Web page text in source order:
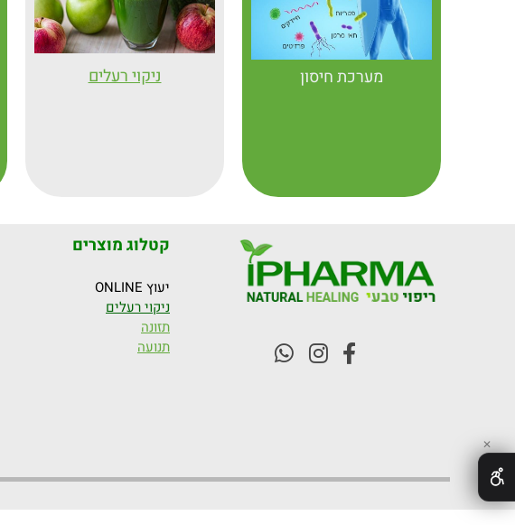
מערכת חיסון ניקוי רעלים
קטלוג מוצרים
יעוץ ONLINE
ניקוי רעלים
תזונה
תנועה
✕